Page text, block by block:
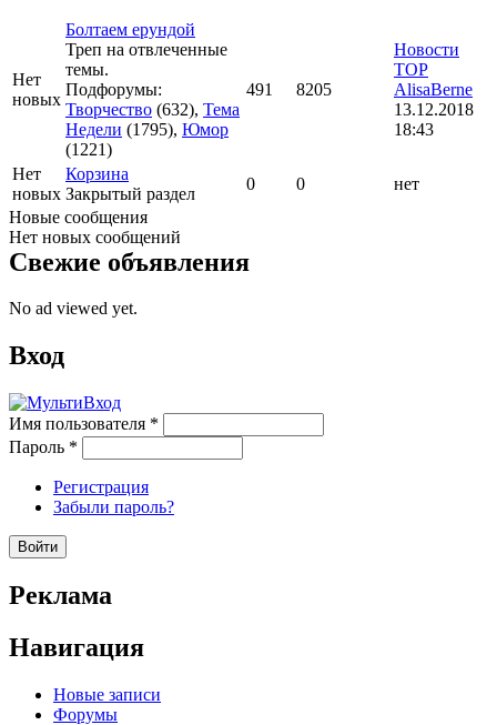
Нет
новых
Болтаем ерундой
Треп на отвлеченные
темы.
Подфорумы:
Творчество (632), Тема
Недели (1795), Юмор
(1221)
491 8205
Новости
ТОР
AlisaBerne
13.12.2018
18:43
Нет
новых
Корзина
Закрытый раздел
0 0
нет
Новые сообщения
Нет новых сообщений
Свежие объявления
No ad viewed yet.
Вход
Имя пользователя *
Пароль *
Регистрация
Забыли пароль?
Реклама
Навигация
Новые записи
Форумы